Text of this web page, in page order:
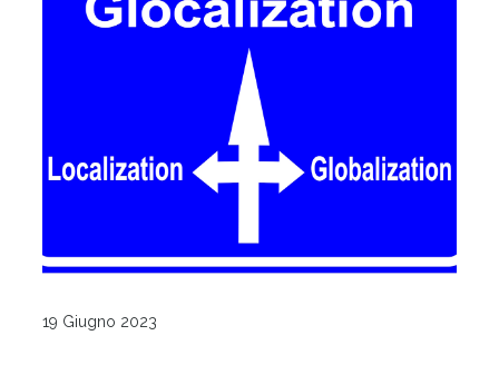
19 Giugno 2023